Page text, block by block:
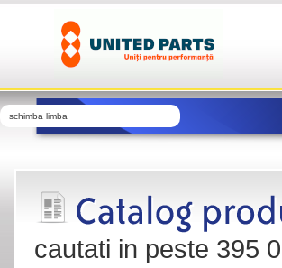
schimba limba
cautati in peste 395